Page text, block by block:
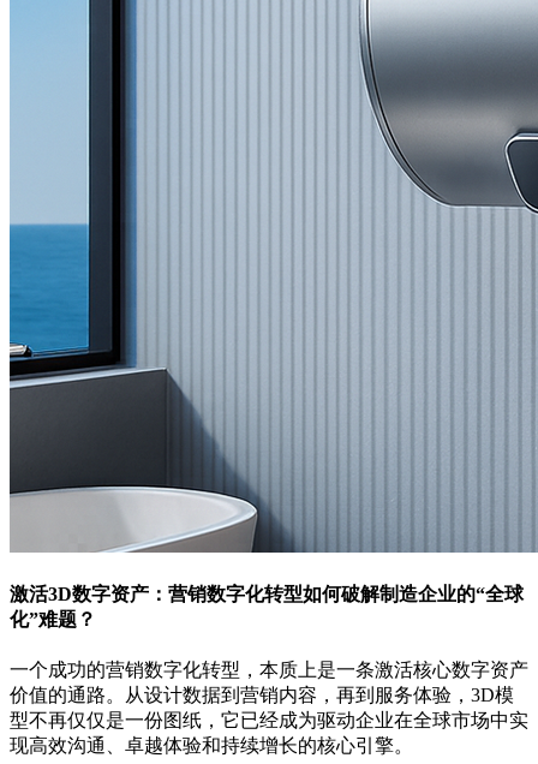
激活3D数字资产：营销数字化转型如何破解制造企业的“全球
化”难题？
一个成功的营销数字化转型，本质上是一条激活核心数字资产
价值的通路。从设计数据到营销内容，再到服务体验，3D模
型不再仅仅是一份图纸，它已经成为驱动企业在全球市场中实
现高效沟通、卓越体验和持续增长的核心引擎。